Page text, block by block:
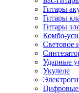
Гитары
Гитары
Гитары
Комбо-
Световое
Ударные
Укулеле